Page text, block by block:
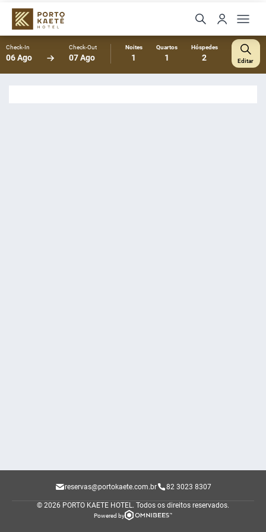
Check-In
06 Ago
Check-Out
07 Ago
Noites
1
Quartos
1
Hóspedes
2 Editar
reservas@portokaete.com.br 82 3023 8307
© 2026 PORTO KAETE HOTEL. Todos os direitos reservados.
Powered by